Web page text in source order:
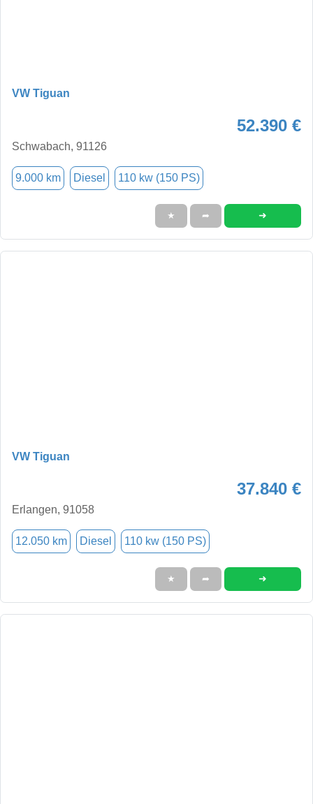
VW Tiguan
52.390 €
Schwabach, 91126
9.000 km Diesel 110 kw (150 PS)
★ ➦ ➜
VW Tiguan
37.840 €
Erlangen, 91058
12.050 km Diesel 110 kw (150 PS)
★ ➦ ➜